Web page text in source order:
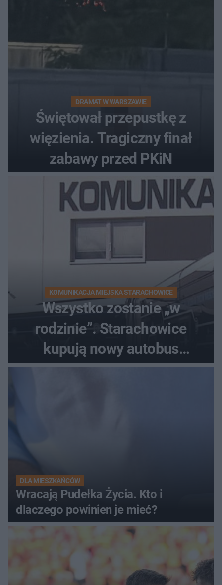
DRAMAT W WARSZAWIE
Świętował przepustkę z
więzienia. Tragiczny finał
zabawy przed PKiN
KOMUNIKACJA MIEJSKA STARACHOWICE
Wszystko zostanie „w
rodzinie”. Starachowice
kupują nowy autobus
elektryczny
DLA MIESZKAŃCÓW
Wracają Pudełka Życia. Kto i
dlaczego powinien je mieć?